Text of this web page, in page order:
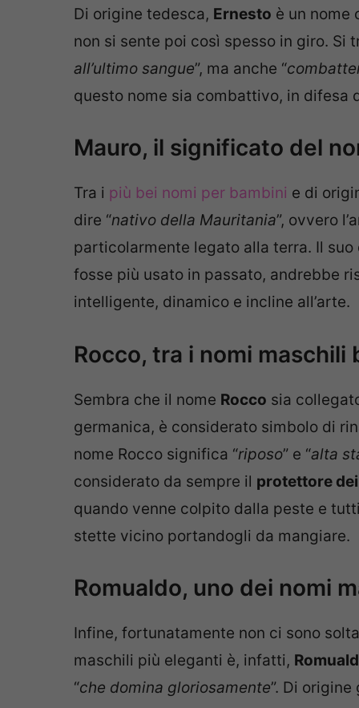
Di origine tedesca, Ernesto è un nome
non si sente poi così spesso in giro. Si
all’ultimo sangue”, ma anche “
questo nome sia combattivo, in difesa
Mauro, il significato del
Tra i più bei nomi per bambini e di
dire “nativo della Mauritania”, ovvero
particolarmente legato alla terra. Il
fosse più usato in passato, andrebbe
intelligente, dinamico e incline all’arte.
Rocco, tra i nomi maschili
Sembra che il nome Rocco sia
germanica, è considerato simbolo di
nome Rocco significa “riposo” e “alta
considerato da sempre il protettore
quando venne colpito dalla peste e
stette vicino portandogli da mangiare.
Romualdo, uno dei nomi
Infine, fortunatamente non ci sono
maschili più eleganti è, infatti,
“che domina gloriosamente”. Di